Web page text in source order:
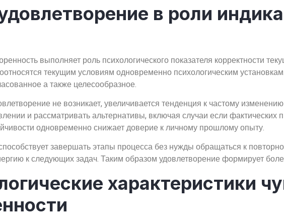
в роли
выполняет роль психологического показателя корректности
текущим условиям одновременно психологическим
а также целесообразное.
не возникает, увеличивается тенденция к частому
и рассматривать альтернативы, включая случаи если фактических
одновременно снижает доверие к личному прошлому опыту.
завершать этапы процесса без нужды обращаться к
к следующих задач. Таким образом удовлетворение формирует
характеристики